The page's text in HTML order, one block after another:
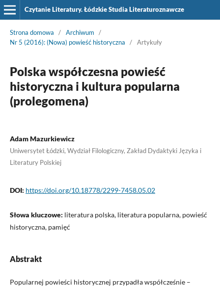
Czytanie Literatury. Łódzkie Studia Literaturoznawcze
Strona domowa / Archiwum
/
Nr 5 (2016): (Nowa) powieść historyczna
/ Artykuły
Polska współczesna powieść
historyczna i kultura popularna
(prolegomena)
Adam Mazurkiewicz
Uniwersytet Łódzki, Wydział Filologiczny, Zakład Dydaktyki Języka i
Literatury Polskiej
DOI: https://doi.org/10.18778/2299-7458.05.02
Słowa kluczowe: literatura polska, literatura popularna, powieść
historyczna, pamięć
Abstrakt
Popularnej powieści historycznej przypadła współcześnie –